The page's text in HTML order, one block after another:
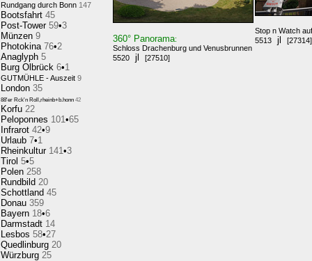
Rundgang durch Bonn 147
Bootsfahrt 45
Post-Tower 59•3
Münzen 9
Photokina 76•2
Anaglyph 5
Burg Olbrück 6•1
GUTMÜHLE - Auszeit 9
London 35
88'er Rck'n Roll,rheinb+b.honn 42
Korfu 22
Peloponnes 101•65
Infrarot 42•9
Urlaub 7•1
Rheinkultur 141•3
Tirol 5•5
Polen 258
Rundbild 20
Schottland 45
Donau 359
Bayern 18•6
Darmstadt 14
Lesbos 58•27
Quedlinburg 20
Würzburg 25
360° Panorama:
Schloss Drachenburg und Venusbrunnen
5520
jl [27510]
Stop n Watch
5513
jl [27314]